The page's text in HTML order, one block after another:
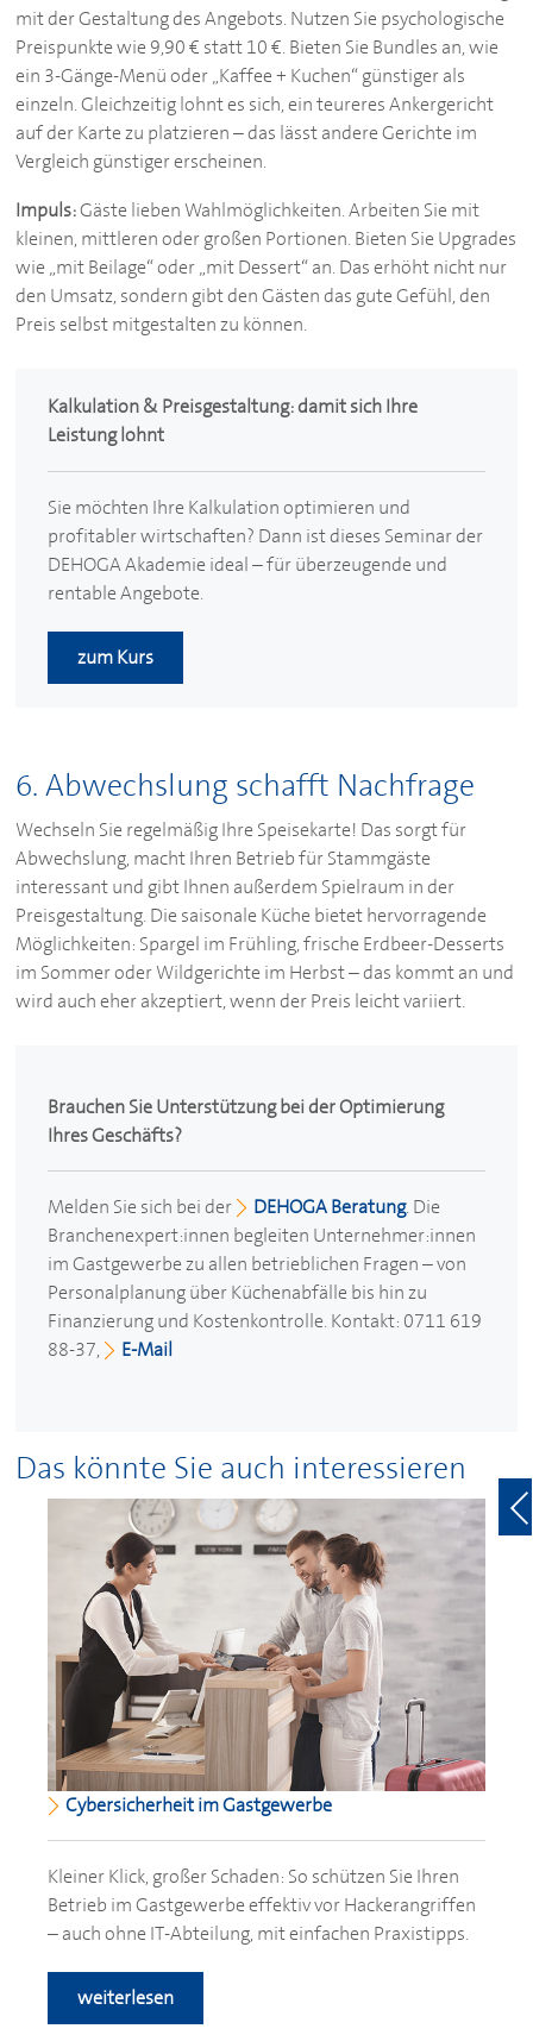
mit der Gestaltung des Angebots. Nutzen Sie psychologische
Preispunkte wie 9,90 € statt 10 €. Bieten Sie Bundles an, wie
ein 3-Gänge-Menü oder „Kaffee + Kuchen“ günstiger als
einzeln. Gleichzeitig lohnt es sich, ein teureres Ankergericht
auf der Karte zu platzieren – das lässt andere Gerichte im
Vergleich günstiger erscheinen.
Impuls:Gäste lieben Wahlmöglichkeiten. Arbeiten Sie mit
kleinen, mittleren oder großen Portionen. Bieten Sie Upgrades
wie „mit Beilage“ oder „mit Dessert“ an. Das erhöht nicht nur
den Umsatz, sondern gibt den Gästen das gute Gefühl, den
Preis selbst mitgestalten zu können.
Kalkulation & Preisgestaltung: damit sich Ihre
Leistung lohnt
Sie möchten Ihre Kalkulation optimieren und
profitabler wirtschaften? Dann ist dieses Seminar der
DEHOGAAkademie ideal – für überzeugende und
rentable Angebote.
zum Kurs
6. Abwechslung schafft Nachfrage
Wechseln Sie regelmäßig Ihre Speisekarte! Das sorgt für
Abwechslung, macht Ihren Betrieb für Stammgäste
interessant und gibt Ihnen außerdem Spielraum in der
Preisgestaltung. Die saisonale Küche bietet hervorragende
Möglichkeiten: Spargel im Frühling, frische Erdbeer-Desserts
im Sommer oder Wildgerichte im Herbst – das kommt an und
wird auch eher akzeptiert, wenn der Preis leicht variiert.
Brauchen Sie Unterstützung bei der Optimierung
Ihres Geschäfts?
Melden Sie sich bei der DEHOGABeratung. Die
Branchenexpert:innen begleiten Unternehmer:innen
im Gastgewerbe zu allen betrieblichen Fragen – von
Personalplanung über Küchenabfälle bis hin zu
Finanzierung und Kostenkontrolle. Kontakt: 0711 619
88-37,
E-Mail
Das könnte Sie auch interessieren
Cybersicherheit im Gastgewerbe
Kleiner Klick, großer Schaden: So schützen Sie Ihren
Betrieb im Gastgewerbe effektiv vor Hackerangriffen
– auch ohne IT-Abteilung, mit einfachen Praxistipps.
weiterlesen